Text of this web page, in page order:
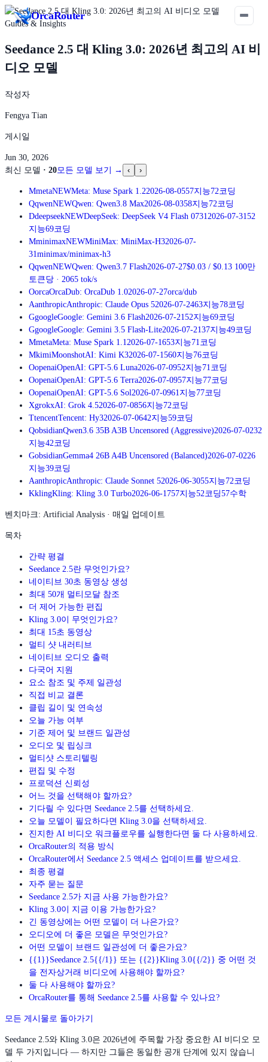
OrcaRouter
Guides & Insights
Seedance 2.5 대 Kling 3.0: 2026년 최고의 AI 비
디오 모델
작성자
Fengya Tian
게시일
Jun 30, 2026
최신 모델 · 20모든 모델 보기 → ‹ ›
MmetaNEWMeta: Muse Spark 1.22026-08-0557지능72 코딩
QqwenNEWQwen: Qwen3.8 Max2026-08-0358지능72 코딩
DdeepseekNEWDeepSeek: DeepSeek V4 Flash 0731 2026-07-31 52
지능69코딩
MminimaxNEWMiniMax: MiniMax-H32026-07-
31 minimax/minimax-h3
QqwenNEWQwen: Qwen3.7 Flash2026-07-27$0.03 / $0.13 100만
토큰당 · 2065 tok/s
OorcaOrcaDub: OrcaDub 1.02026-07-27orca/dub
AanthropicAnthropic: Claude Opus 52026-07-2463지능78코딩
GgoogleGoogle: Gemini 3.6 Flash2026-07-21 52지능69코딩
GgoogleGoogle: Gemini 3.5 Flash-Lite2026-07-21 37지능49코딩
MmetaMeta: Muse Spark 1.1 2026-07-1653지능71 코딩
MkimiMoonshotAI: Kimi K32026-07-1560지능76코딩
OopenaiOpenAI: GPT-5.6 Luna2026-07-0952지능71 코딩
OopenaiOpenAI: GPT-5.6 Terra2026-07-0957지능77코딩
OopenaiOpenAI: GPT-5.6 Sol 2026-07-0961 지능77코딩
XgrokxAI: Grok 4.52026-07-0856지능72 코딩
TtencentTencent: Hy32026-07-0642지능59코딩
QobsidianQwen3.6 35B A3B Uncensored (Aggressive)2026-07-0232
지능42 코딩
GobsidianGemma4 26B A4B Uncensored (Balanced)2026-07-0226
지능39코딩
AanthropicAnthropic: Claude Sonnet 52026-06-3055지능72 코딩
KklingKling: Kling 3.0 Turbo2026-06-1757지능52 코딩57수학
벤치마크: Artificial Analysis · 매일 업데이트
목차
간략 평결
Seedance 2.5란 무엇인가요?
네이티브 30초 동영상 생성
최대 50개 멀티모달 참조
더 제어 가능한 편집
Kling 3.0이 무엇인가요?
최대 15초 동영상
멀티 샷 내러티브
네이티브 오디오 출력
다국어 지원
요소 참조 및 주제 일관성
직접 비교 결론
클립 길이 및 연속성
오늘 가능 여부
기준 제어 및 브랜드 일관성
오디오 및 립싱크
멀티샷 스토리텔링
편집 및 수정
프로덕션 신뢰성
어느 것을 선택해야 할까요?
기다릴 수 있다면 Seedance 2.5를 선택하세요.
오늘 모델이 필요하다면 Kling 3.0을 선택하세요.
진지한 AI 비디오 워크플로우를 실행한다면 둘 다 사용하세요.
OrcaRouter의 적용 방식
OrcaRouter에서 Seedance 2.5 액세스 업데이트를 받으세요.
최종 평결
자주 묻는 질문
Seedance 2.5가 지금 사용 가능한가요?
Kling 3.0이 지금 이용 가능한가요?
긴 동영상에는 어떤 모델이 더 나은가요?
오디오에 더 좋은 모델은 무엇인가요?
어떤 모델이 브랜드 일관성에 더 좋은가요?
{{1}}Seedance 2.5{{/1}} 또는 {{2}}Kling 3.0{{/2}} 중 어떤 것
을 전자상거래 비디오에 사용해야 할까요?
둘 다 사용해야 할까요?
OrcaRouter를 통해 Seedance 2.5를 사용할 수 있나요?
모든 게시물로 돌아가기
Seedance 2.5와 Kling 3.0은 2026년에 주목할 가장 중요한 AI 비디오 모
델 두 가지입니다 — 하지만 그들은 동일한 공개 단계에 있지 않습니